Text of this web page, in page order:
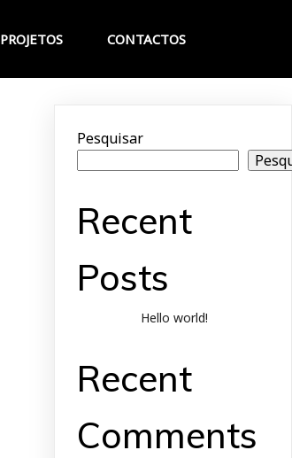
PROJETOS CONTACTOS
Pesquisar
Recent
Posts
Hello world!
Recent
Comments